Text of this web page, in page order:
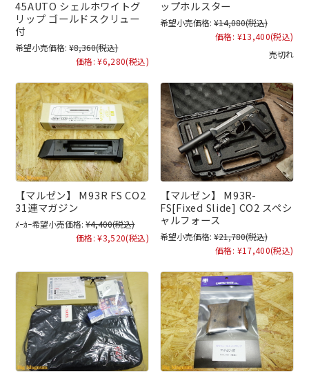
45AUTO シェルホワイトグ
リップ ゴールドスクリュー
付
希望小売価格: ¥8,360(税込)
価格: ¥6,280(税込)
ップホルスター
希望小売価格: ¥14,080(税込)
価格: ¥13,400(税込)
売切れ
【マルゼン】 M93R FS CO2
31連マガジン
ﾒｰｶｰ希望小売価格: ¥4,400(税込)
価格: ¥3,520(税込)
【マルゼン】 M93R-
FS[Fixed Slide] CO2 スペシ
ャルフォース
希望小売価格: ¥21,780(税込)
価格: ¥17,400(税込)